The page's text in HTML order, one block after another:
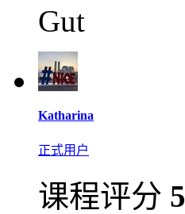
Gut
Katharina
正式用户
课程评分 5